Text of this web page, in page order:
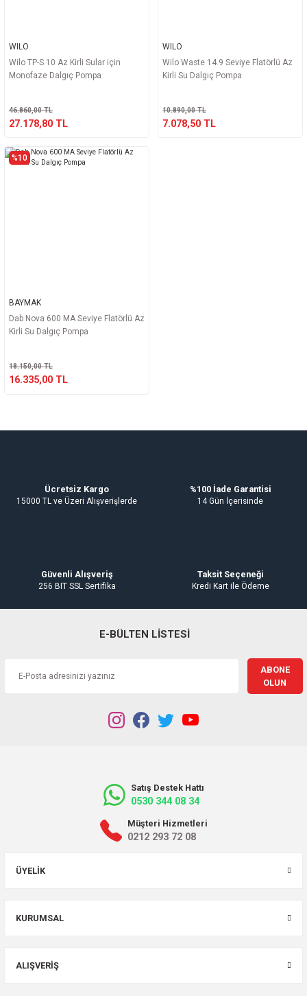
WILO
Wilo TP-S 10 Az Kirli Sular için
Monofaze Dalgıç Pompa
46.860,00 TL
27.178,80 TL
WILO
Wilo Waste 14.9 Seviye Flatörlü Az
Kirli Su Dalgıç Pompa
10.890,00 TL
7.078,50 TL
%10
BAYMAK
Dab Nova 600 MA Seviye Flatörlü Az
Kirli Su Dalgıç Pompa
18.150,00 TL
16.335,00 TL
Ücretsiz Kargo
15000 TL ve Üzeri Alışverişlerde
%100 İade Garantisi
14 Gün İçerisinde
Güvenli Alışveriş
256 BIT SSL Sertifika
Taksit Seçeneği
Kredi Kart ile Ödeme
E-BÜLTEN LİSTESİ
ABONE
OLUN
Satış Destek Hattı
0530 344 08 34
Müşteri Hizmetleri
0212 293 72 08
ÜYELIK
KURUMSAL
ALIŞVERIŞ